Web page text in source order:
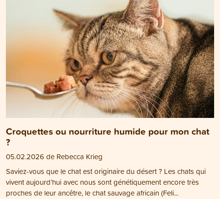
Croquettes ou nourriture humide pour mon chat
?
05.02.2026 de Rebecca Krieg
Saviez-vous que le chat est originaire du désert ? Les chats qui
vivent aujourd’hui avec nous sont génétiquement encore très
proches de leur ancêtre, le chat sauvage africain (Feli...